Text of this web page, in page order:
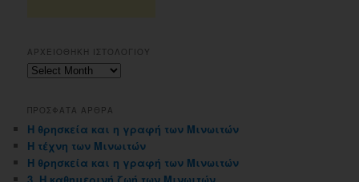
ΑΡΧΕΙΟΘΗΚΗ ΙΣΤΟΛΟΓΙΟΥ
Αρχειοθηκη
ΠΡΟΣΦΑΤΑ ΑΡΘΡΑ
Η θρησκεία και η γραφή των Μινωιτών
Η τέχνη των Μινωιτών
Η θρησκεία και η γραφή των Μινωιτών
3. Η καθημερινή ζωή των Μινωιτών